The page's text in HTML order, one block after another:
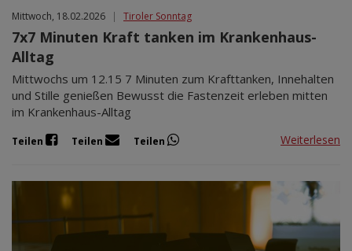
Mittwoch, 18.02.2026 | Tiroler Sonntag
7x7 Minuten Kraft tanken im Krankenhaus-
Alltag
Mittwochs um 12.15 7 Minuten zum Krafttanken, Innehalten
und Stille genießen Bewusst die Fastenzeit erleben mitten
im Krankenhaus-Alltag
Teilen Teilen Teilen Weiterlesen